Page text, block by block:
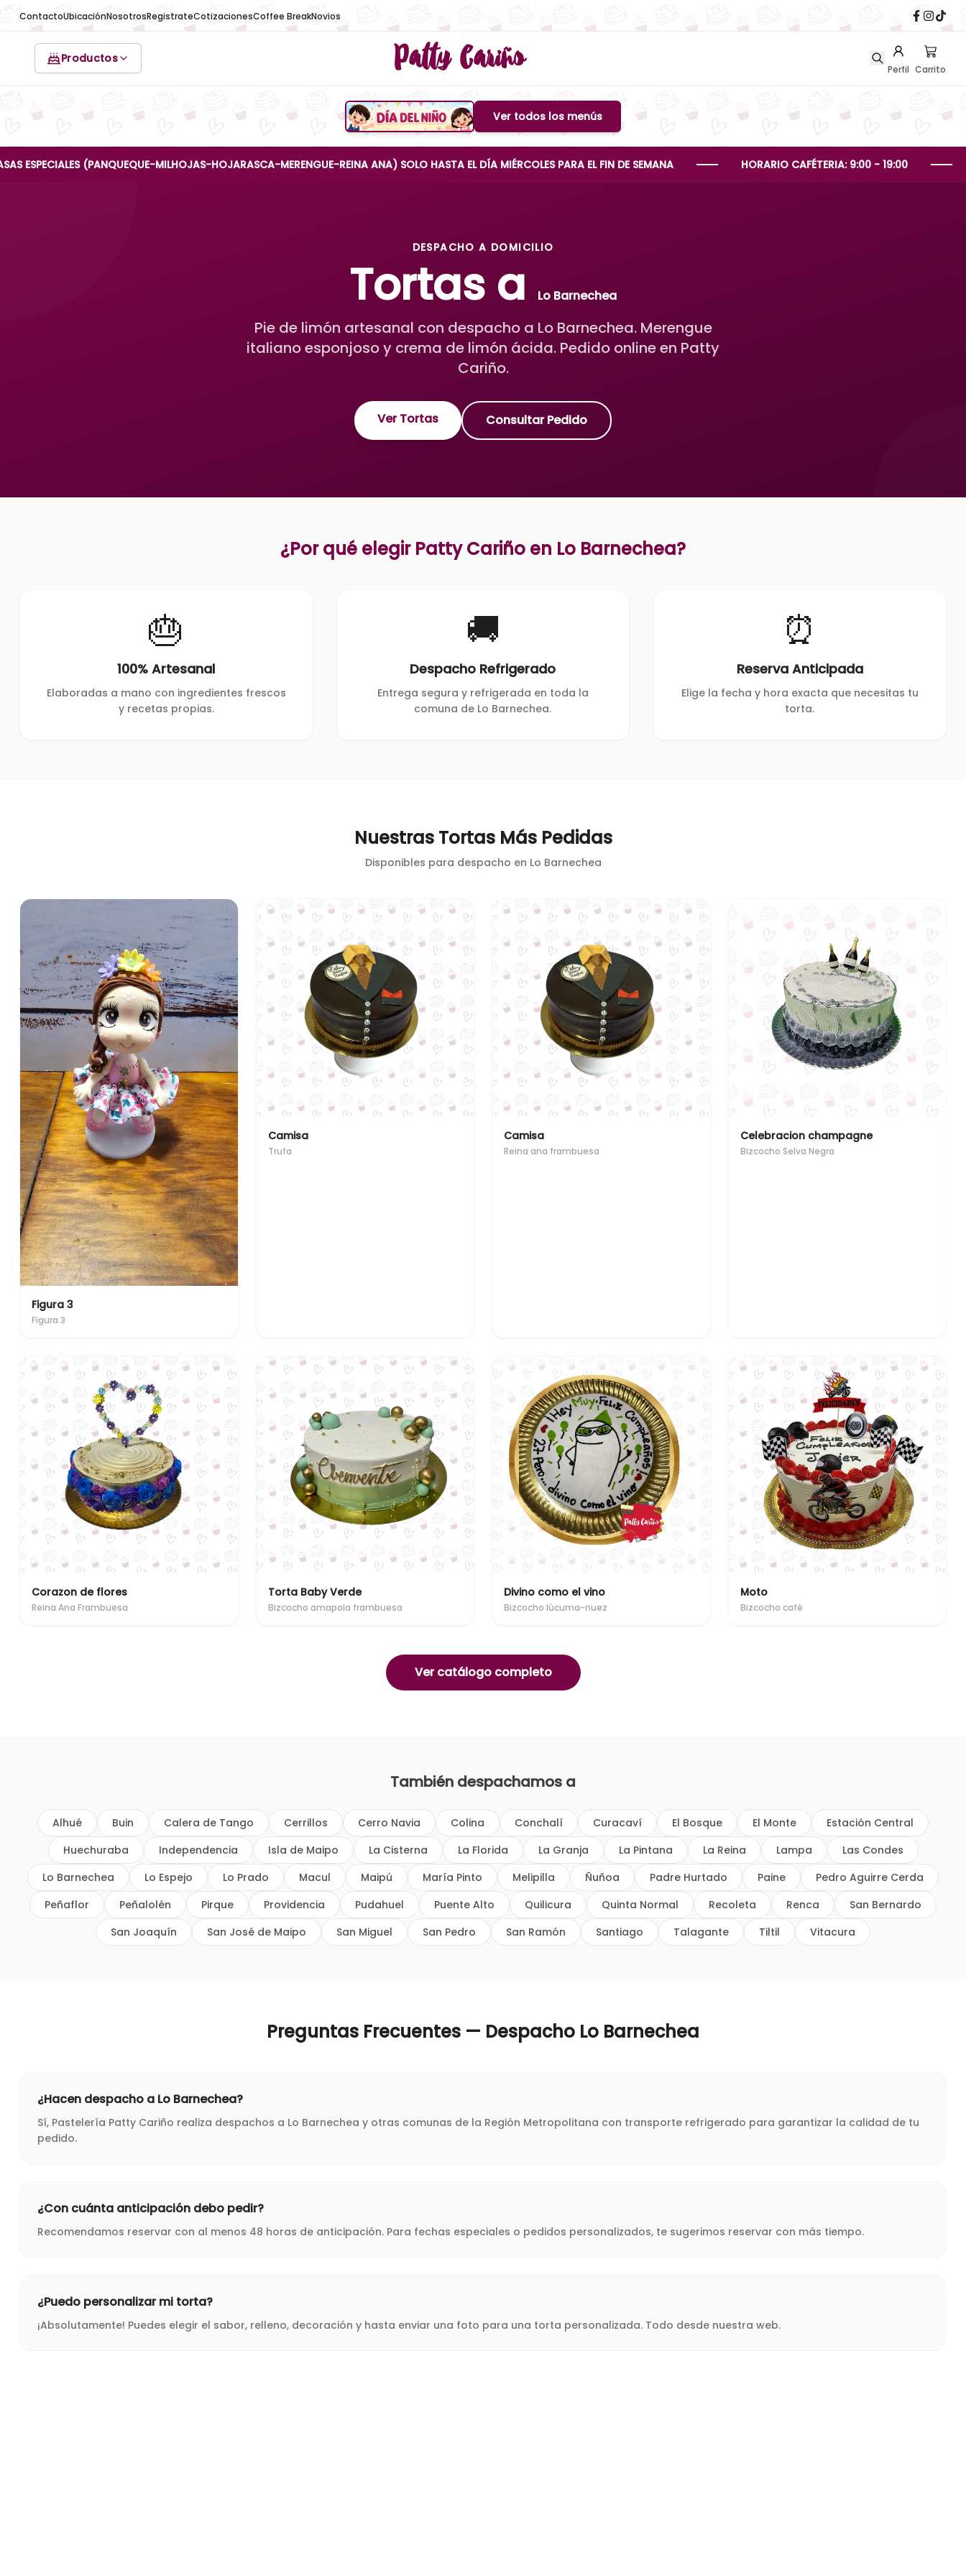
ContactoUbicaciónNosotrosRegistrateCotizacionesCoffee BreakNovios
Productos Patty Cariño Perfil Carrito
Boton de menuVer todos los menús
(PANQUEQUE-MILHOJAS-HOJARASCA-MERENGUE-REINA ANA) SOLO HASTA EL DÍA MIÉRCOLES PARA EL FIN DE SEMANA HORARIO CAFÉTERIA: 9:00 - 19:00
DESPACHO A DOMICILIO
Tortas a Lo Barnechea
Pie de limón artesanal con despacho a Lo Barnechea. Merengue
italiano esponjoso y crema de limón ácida. Pedido online en Patty
Cariño.
Ver Tortas Consultar Pedido
¿Por qué elegir Patty Cariño en Lo Barnechea?
🎂
100% Artesanal
Elaboradas a mano con ingredientes frescos
y recetas propias.
🚚
Despacho Refrigerado
Entrega segura y refrigerada en toda la
comuna de Lo Barnechea.
⏰
Reserva Anticipada
Elige la fecha y hora exacta que necesitas tu
torta.
Nuestras Tortas Más Pedidas
Disponibles para despacho en Lo Barnechea
Figura 3
Figura 3
Camisa
Trufa
Camisa
Reina ana frambuesa
Celebracion champagne
Bizcocho Selva Negra
Corazon de flores
Reina Ana Frambuesa
Torta Baby Verde
Bizcocho amapola frambuesa
Divino como el vino
Bizcocho lúcuma-nuez
Moto
Bizcocho café
Ver catálogo completo
También despachamos a
Alhué Buin Calera de Tango Cerrillos Cerro Navia Colina Conchalí Curacaví El Bosque El Monte
Estación Central
Huechuraba
Independencia Isla de Maipo La Cisterna La Florida La Granja La Pintana La Reina Lampa
Las Condes
Lo Barnechea
Lo Espejo Lo Prado Macul Maipú María Pinto Melipilla Ñuñoa Padre Hurtado Paine
Pedro Aguirre Cerda
Peñaflor
Peñalolén Pirque Providencia Pudahuel Puente Alto Quilicura Quinta Normal Recoleta Renca
San Bernardo
San Joaquín
San José de Maipo San Miguel San Pedro San Ramón Santiago Talagante Tiltil Vitacura
Preguntas Frecuentes — Despacho Lo Barnechea
¿Hacen despacho a Lo Barnechea?
Sí, Pastelería Patty Cariño realiza despachos a Lo Barnechea y otras comunas de la Región Metropolitana con transporte refrigerado para garantizar la calidad de tu
pedido.
¿Con cuánta anticipación debo pedir?
Recomendamos reservar con al menos 48 horas de anticipación. Para fechas especiales o pedidos personalizados, te sugerimos reservar con más tiempo.
¿Puedo personalizar mi torta?
¡Absolutamente! Puedes elegir el sabor, relleno, decoración y hasta enviar una foto para una torta personalizada. Todo desde nuestra web.